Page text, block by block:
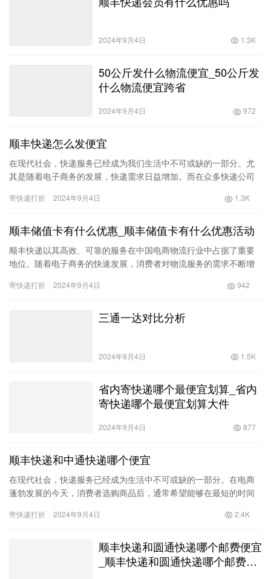
2024年9月4日 1.3K
50公斤发什么物流便宜_50公斤发
什么物流便宜跨省
2024年9月4日 972
顺丰快递怎么发便宜
在现代社会，快递服务已经成为我们生活中不可或缺的一部分。尤
其是随着电子商务的发展，快递需求日益增加。而在众多快递公司
然而，…
寄快递打折 2024年9月4日 1.3K
顺丰储值卡有什么优惠_顺丰储值卡有什么优惠活动
顺丰快递以其高效、可靠的服务在中国电商物流行业中占据了重要
地位。随着电子商务的快速发展，消费者对物流服务的需求不断增
多便利…
寄快递打折 2024年9月4日 942
三通一达对比分析
2024年9月4日 1.5K
省内寄快递哪个最便宜划算_省内
寄快递哪个最便宜划算大件
2024年9月4日 877
顺丰快递和中通快递哪个便宜
在现代社会，快递服务已经成为生活中不可或缺的一部分。在电商
蓬勃发展的今天，消费者选购商品后，通常希望能够在最短的时间
率之间…
寄快递打折 2024年9月4日 2.4K
顺丰快递和圆通快递哪个邮费便宜
_顺丰快递和圆通快递哪个邮费便